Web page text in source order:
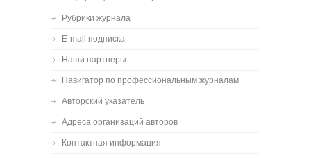
Рубрики журнала
E-mail подписка
Наши партнеры
Навигатор по профессиональным журналам
Авторский указатель
Адреса организаций авторов
Контактная информация